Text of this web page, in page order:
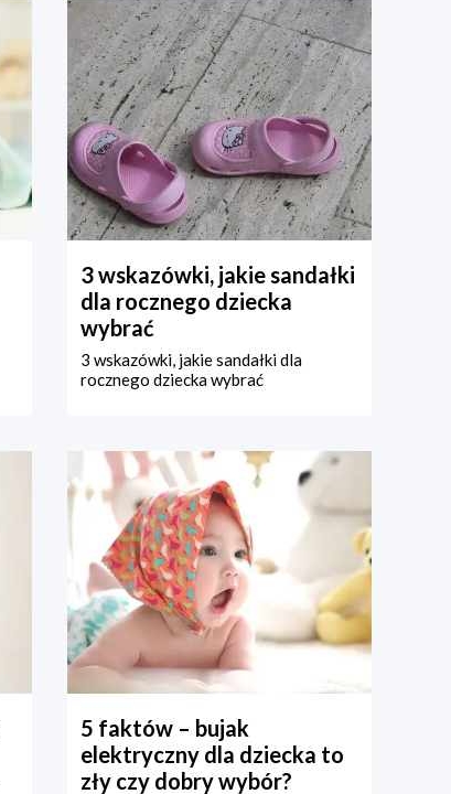
3 wskazówki, jakie sandałki
dla rocznego dziecka
wybrać
3 wskazówki, jakie sandałki dla
rocznego dziecka wybrać
5 faktów – bujak
elektryczny dla dziecka to
zły czy dobry wybór?